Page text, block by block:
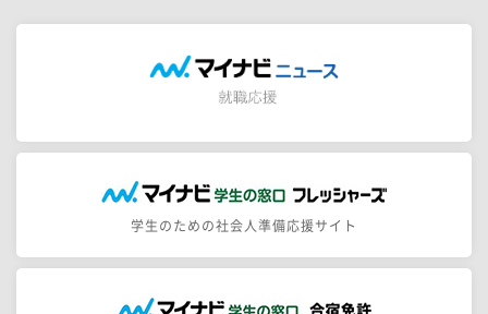
学生のための社会人準備応援サイト